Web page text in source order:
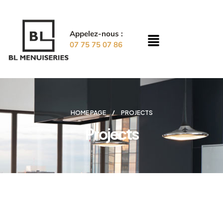
Appelez-nous :
07 75 75 07 86
HOME PAGE PROJECTS
Projects